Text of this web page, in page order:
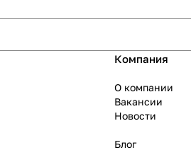
Компания
О компании
Вакансии
Новости
Блог